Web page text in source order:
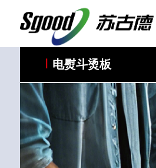
电熨斗烫板